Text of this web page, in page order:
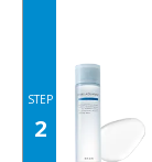
STEP
2